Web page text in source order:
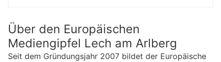
Über den Europäischen
Mediengipfel Lech am Arlberg
Seit dem Gründungsjahr 2007 bildet der Europäische